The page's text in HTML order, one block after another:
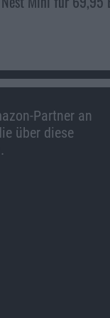
Partner an
über diese